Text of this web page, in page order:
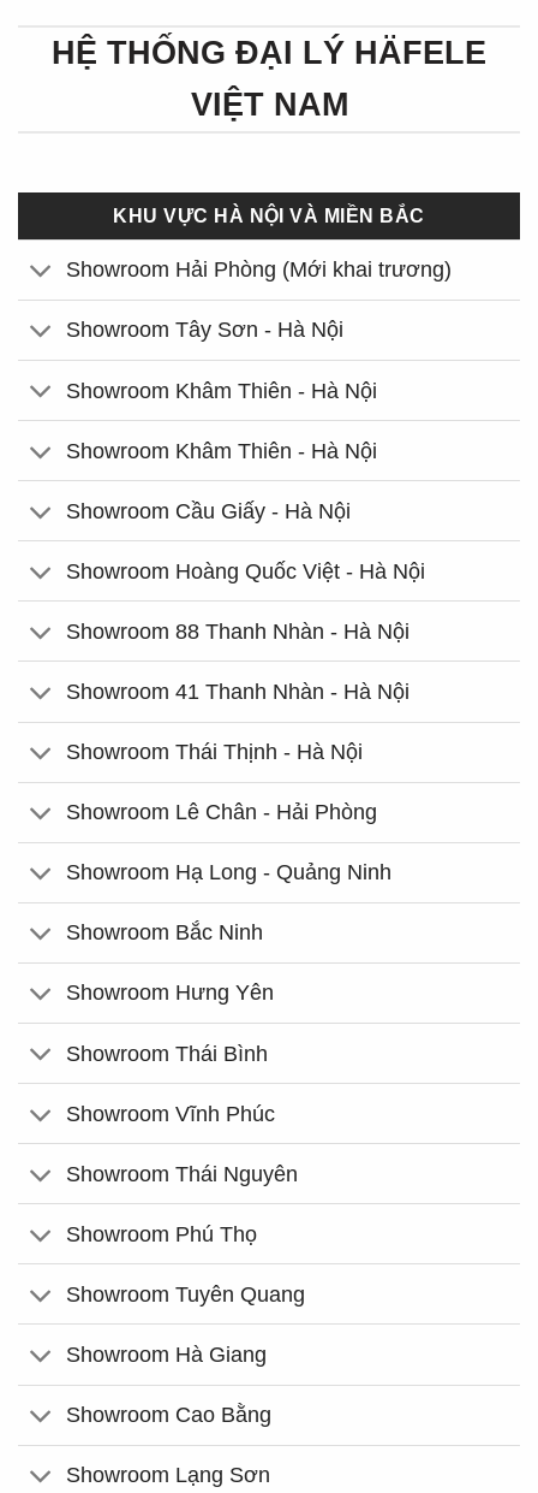
HỆ THỐNG ĐẠI LÝ HÄFELE
VIỆT NAM
KHU VỰC HÀ NỘI VÀ MIỀN BẮC
Showroom Hải Phòng (Mới khai trương)
Showroom Tây Sơn - Hà Nội
Showroom Khâm Thiên - Hà Nội
Showroom Khâm Thiên - Hà Nội
Showroom Cầu Giấy - Hà Nội
Showroom Hoàng Quốc Việt - Hà Nội
Showroom 88 Thanh Nhàn - Hà Nội
Showroom 41 Thanh Nhàn - Hà Nội
Showroom Thái Thịnh - Hà Nội
Showroom Lê Chân - Hải Phòng
Showroom Hạ Long - Quảng Ninh
Showroom Bắc Ninh
Showroom Hưng Yên
Showroom Thái Bình
Showroom Vĩnh Phúc
Showroom Thái Nguyên
Showroom Phú Thọ
Showroom Tuyên Quang
Showroom Hà Giang
Showroom Cao Bằng
Showroom Lạng Sơn